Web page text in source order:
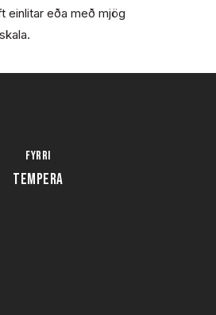
einlitar eða með mjög
Fyrri
TEMPERA